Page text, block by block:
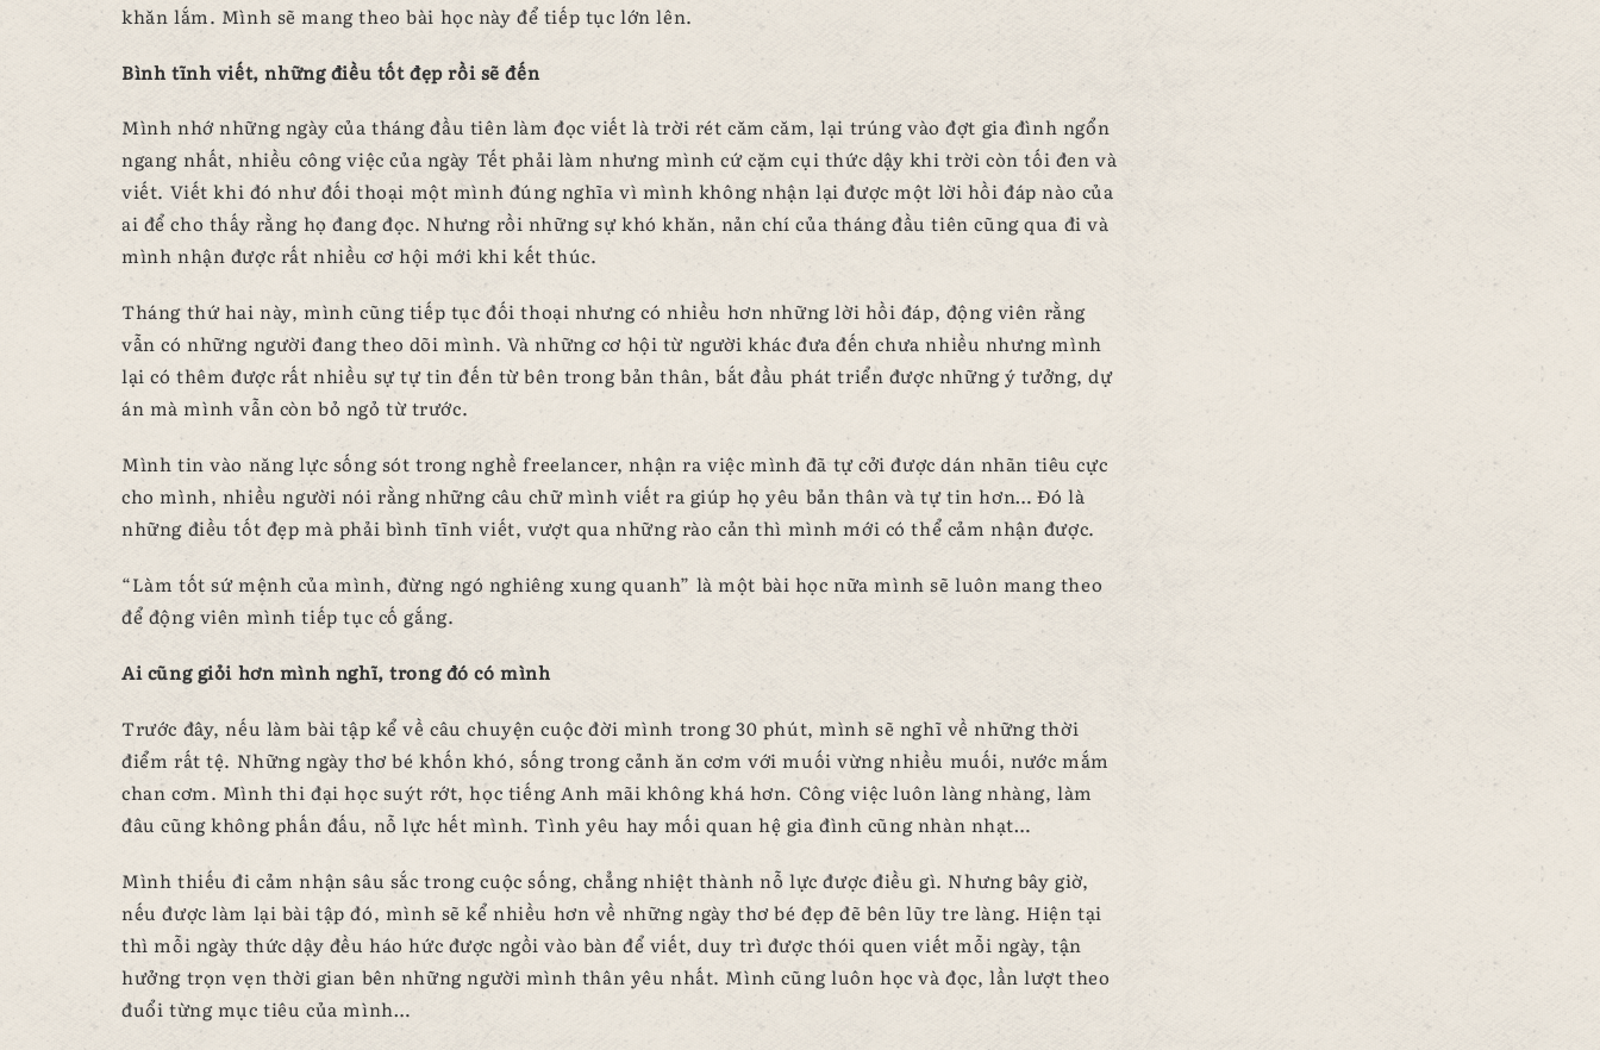
khăn lắm. Mình sẽ mang theo bài học này để tiếp tục lớn lên.
Bình tĩnh viết, những điều tốt đẹp rồi sẽ đến
Mình nhớ những ngày của tháng đầu tiên làm đọc viết là trời rét căm căm, lại trúng vào đợt gia đình ngổn
ngang nhất, nhiều công việc của ngày Tết phải làm nhưng mình cứ cặm cụi thức dậy khi trời còn tối đen và
viết. Viết khi đó như đối thoại một mình đúng nghĩa vì mình không nhận lại được một lời hồi đáp nào của
ai để cho thấy rằng họ đang đọc. Nhưng rồi những sự khó khăn, nản chí của tháng đầu tiên cũng qua đi và
mình nhận được rất nhiều cơ hội mới khi kết thúc.
Tháng thứ hai này, mình cũng tiếp tục đối thoại nhưng có nhiều hơn những lời hồi đáp, động viên rằng
vẫn có những người đang theo dõi mình. Và những cơ hội từ người khác đưa đến chưa nhiều nhưng mình
lại có thêm được rất nhiều sự tự tin đến từ bên trong bản thân, bắt đầu phát triển được những ý tưởng, dự
án mà mình vẫn còn bỏ ngỏ từ trước.
Mình tin vào năng lực sống sót trong nghề freelancer, nhận ra việc mình đã tự cởi được dán nhãn tiêu cực
cho mình, nhiều người nói rằng những câu chữ mình viết ra giúp họ yêu bản thân và tự tin hơn… Đó là
những điều tốt đẹp mà phải bình tĩnh viết, vượt qua những rào cản thì mình mới có thể cảm nhận được.
“Làm tốt sứ mệnh của mình, đừng ngó nghiêng xung quanh” là một bài học nữa mình sẽ luôn mang theo
để động viên mình tiếp tục cố gắng.
Ai cũng giỏi hơn mình nghĩ, trong đó có mình
Trước đây, nếu làm bài tập kể về câu chuyện cuộc đời mình trong 30 phút, mình sẽ nghĩ về những thời
điểm rất tệ. Những ngày thơ bé khốn khó, sống trong cảnh ăn cơm với muối vừng nhiều muối, nước mắm
chan cơm. Mình thi đại học suýt rớt, học tiếng Anh mãi không khá hơn. Công việc luôn làng nhàng, làm
đâu cũng không phấn đấu, nỗ lực hết mình. Tình yêu hay mối quan hệ gia đình cũng nhàn nhạt…
Mình thiếu đi cảm nhận sâu sắc trong cuộc sống, chẳng nhiệt thành nỗ lực được điều gì. Nhưng bây giờ,
nếu được làm lại bài tập đó, mình sẽ kể nhiều hơn về những ngày thơ bé đẹp đẽ bên lũy tre làng. Hiện tại
thì mỗi ngày thức dậy đều háo hức được ngồi vào bàn để viết, duy trì được thói quen viết mỗi ngày, tận
hưởng trọn vẹn thời gian bên những người mình thân yêu nhất. Mình cũng luôn học và đọc, lần lượt theo
đuổi từng mục tiêu của mình…